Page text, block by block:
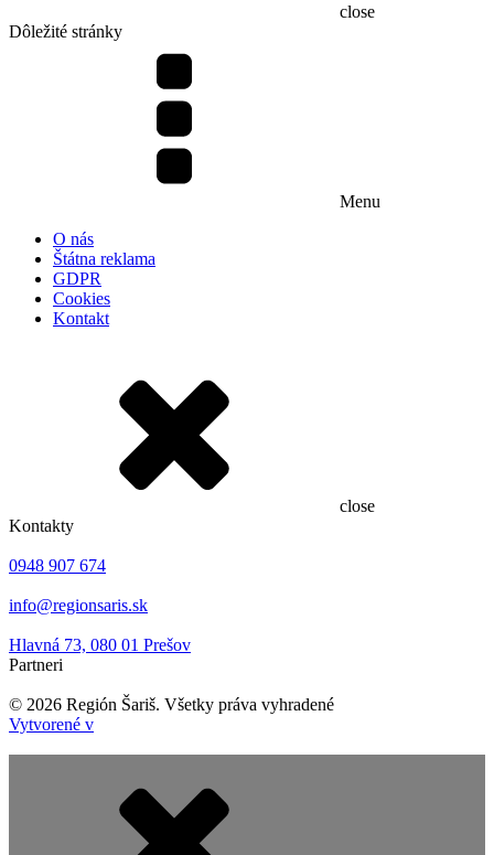
close
Dôležité stránky
Menu
O nás
Štátna reklama
GDPR
Cookies
Kontakt
close
Kontakty
0948 907 674
info@regionsaris.sk
Hlavná 73, 080 01 Prešov
Partneri
© 2026 Región Šariš. Všetky práva vyhradené
Vytvorené v